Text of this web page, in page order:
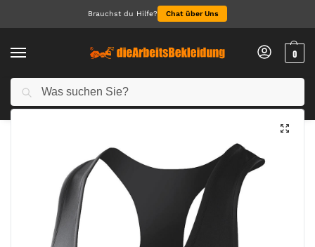
Brauchst du Hilfe? Chat über Uns
0
Start Sport & Freizeit Women’s Impact Softex® Crop Top